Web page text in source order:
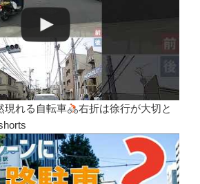
現れる自転車
右折は徐行が大切と